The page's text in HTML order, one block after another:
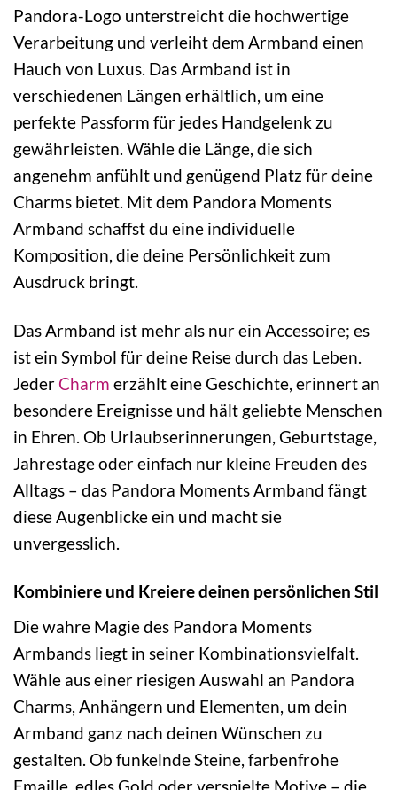
Pandora-Logo unterstreicht die hochwertige
Verarbeitung und verleiht dem Armband einen
Hauch von Luxus. Das Armband ist in
verschiedenen Längen erhältlich, um eine
perfekte Passform für jedes Handgelenk zu
gewährleisten. Wähle die Länge, die sich
angenehm anfühlt und genügend Platz für deine
Charms bietet. Mit dem Pandora Moments
Armband schaffst du eine individuelle
Komposition, die deine Persönlichkeit zum
Ausdruck bringt.
Das Armband ist mehr als nur ein Accessoire; es
ist ein Symbol für deine Reise durch das Leben.
JederCharm erzählt eine Geschichte, erinnert an
besondere Ereignisse und hält geliebte Menschen
in Ehren. Ob Urlaubserinnerungen, Geburtstage,
Jahrestage oder einfach nur kleine Freuden des
Alltags – das Pandora Moments Armband fängt
diese Augenblicke ein und macht sie
unvergesslich.
Kombiniere und Kreiere deinen persönlichen Stil
Die wahre Magie des Pandora Moments
Armbands liegt in seiner Kombinationsvielfalt.
Wähle aus einer riesigen Auswahl an Pandora
Charms, Anhängern und Elementen, um dein
Armband ganz nach deinen Wünschen zu
gestalten. Ob funkelnde Steine, farbenfrohe